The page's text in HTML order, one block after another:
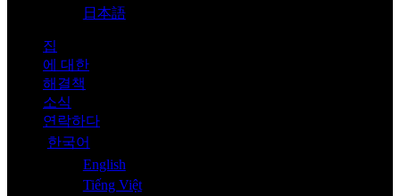
日本語
집
에 대한
해결책
소식
연락하다
한국어
English
Tiếng Việt